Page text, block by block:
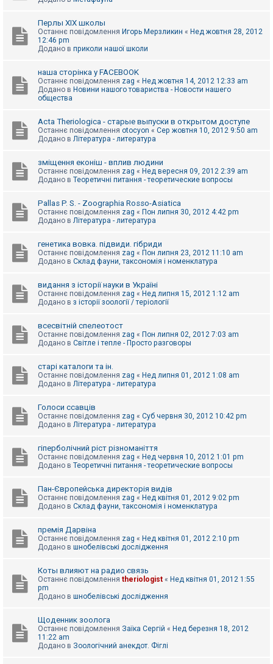
Перлы ХІХ школы
Останнє повідомлення Игорь Мерзликин « Нед жовтня 28, 2012
12:46 pm
Додано в приколи нашої школи
наша сторінка у FACEBOOK
Останнє повідомлення zag « Нед жовтня 14, 2012 12:33 am
Додано в Новини нашого товариства - Новости нашего
общества
Acta Theriologica - старые выпуски в открытом доступе
Останнє повідомлення otocyon « Сер жовтня 10, 2012 9:50 am
Додано в Література - литература
зміщення еконіш - вплив людини
Останнє повідомлення zag « Нед вересня 09, 2012 2:39 am
Додано в Теоретичні питання - теоретические вопросы
Pallas P. S. - Zoographia Rosso-Asiatica
Останнє повідомлення zag « Пон липня 30, 2012 4:42 pm
Додано в Література - литература
генетика вовка. підвиди. гібриди
Останнє повідомлення zag « Пон липня 23, 2012 11:10 am
Додано в Склад фауни, таксономія і номенклатура
видання з історії науки в Україні
Останнє повідомлення zag « Нед липня 15, 2012 1:12 am
Додано в з історії зоології / теріології
всесвітній спелеотост
Останнє повідомлення zag « Пон липня 02, 2012 7:03 am
Додано в Світле і тепле - Просто разговоры
старі каталоги та ін.
Останнє повідомлення zag « Нед липня 01, 2012 1:08 am
Додано в Література - литература
Голоси ссавців
Останнє повідомлення zag « Суб червня 30, 2012 10:42 pm
Додано в Література - литература
гіперболічний ріст різноманіття
Останнє повідомлення zag « Нед червня 10, 2012 1:01 pm
Додано в Теоретичні питання - теоретические вопросы
Пан-Європейська директорія видів
Останнє повідомлення zag « Нед квітня 01, 2012 9:02 pm
Додано в Склад фауни, таксономія і номенклатура
премія Дарвіна
Останнє повідомлення zag « Нед квітня 01, 2012 2:10 pm
Додано в шнобелівські дослідження
Коты влияют на радио связь
Останнє повідомлення theriologist « Нед квітня 01, 2012 1:55
pm
Додано в шнобелівські дослідження
Щоденник зоолога
Останнє повідомлення Заїка Сергій « Нед березня 18, 2012
11:22 am
Додано в Зоологічний анекдот. Фіглі